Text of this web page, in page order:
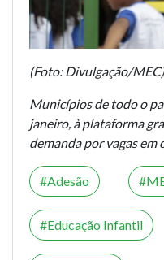
(Foto: Divulgação/MEC)
Municípios de todo o
janeiro, à plataforma
demanda por vagas em
Adesão
Educação Infantil